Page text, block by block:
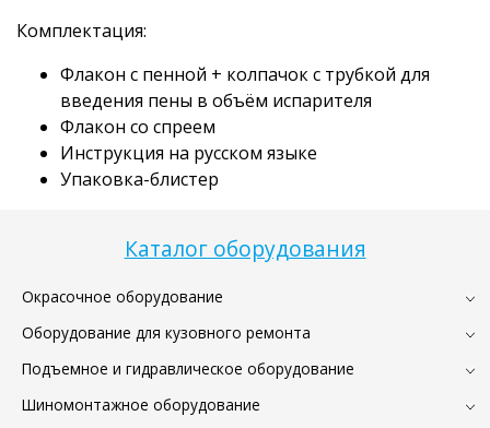
Каталог оборудования
Окрасочное оборудование
Оборудование для кузовного ремонта
Подъемное и гидравлическое оборудование
Шиномонтажное оборудование
Комплектация:
Флакон с пенной + колпачок с трубкой для
введения пены в объём испарителя
Флакон со спреем
Инструкция на русском языке
Упаковка-блистер